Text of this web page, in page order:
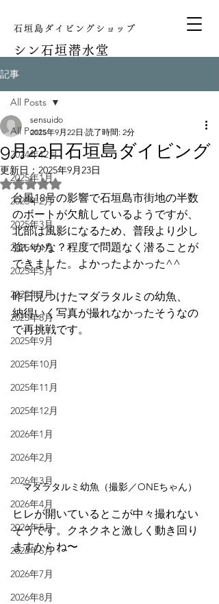
石垣島ダイビングショップ
シン石垣潜水堂
記事
All Posts
2024年12月
2025年1月
2025年2月
2025年3月
2025年4月
2025年5月
2025年7月
2025年8月
2025年9月
2025年10月
2025年11月
2025年12月
2026年1月
2026年2月
2026年3月
2026年4月
2026年5月
2026年6月
2026年7月
2026年8月
All Posts
9月22日石垣島ダイビング
sensuido
2025年9月22日 読了時間: 2分
更新日： 2025年9月23日
5つ星のうちNaNと評価されています。
台風18号の影響で石垣島市街地の半数
のボートが欠航しているようですが、
北部は風影になるため、普段より少し
強いかな？程度で問題なく潜ることが
できました。よかったよかった^^
昨日見つけたマダラタルミの幼魚、
納得いく写真が撮れなかったそうなの
で再挑戦です。
マダラタルミ幼魚（撮影／ONEちゃん）
ヒレが開いているとこが中々撮れない
そうです。クネクネと激しく動き回り
ますからね〜